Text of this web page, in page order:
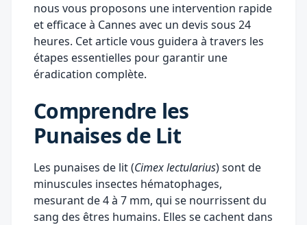
nous vous proposons une intervention rapide
et efficace à Cannes avec un devis sous 24
heures. Cet article vous guidera à travers les
étapes essentielles pour garantir une
éradication complète.
Comprendre les
Punaises de Lit
Les punaises de lit (Cimex lectularius) sont de
minuscules insectes hématophages,
mesurant de 4 à 7 mm, qui se nourrissent du
sang des êtres humains. Elles se cachent dans